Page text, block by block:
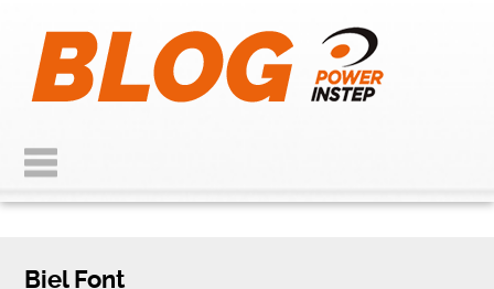
Biel Font